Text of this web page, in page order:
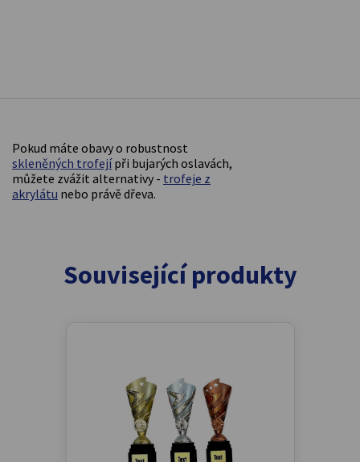
Pokud máte obavy o robustnost
skleněných trofejípři bujarých oslavách,
můžete zvážit alternativy - trofeje z
akrylátu nebo právě dřeva.
Související produkty